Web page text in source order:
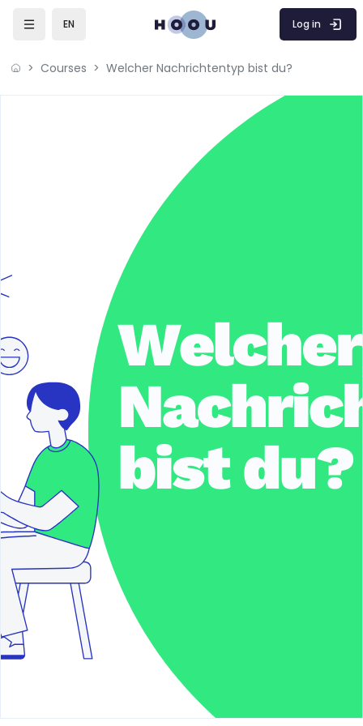
EN Log in
Courses Welcher Nachrichtentyp bist du?